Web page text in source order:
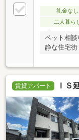
礼金なし
二人暮ら
ペット相
静な住宅街
賃貸アパート ＩＳ